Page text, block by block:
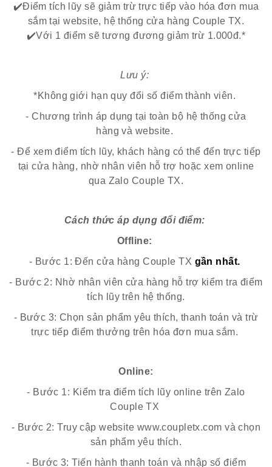
✔️Điểm tích lũy sẽ giảm trừ trực tiếp vào hóa đơn mua
sắm tại website, hệ thống cửa hàng Couple TX.
✔️Với 1 điểm sẽ tương đương giảm trừ 1.000đ.*
Lưu ý:
*Không giới hạn quy đổi số điểm thành viên.
- Chương trình áp dụng tại toàn bộ hệ thống cửa
hàng và website.
- Để xem điểm tích lũy, khách hàng có thể đến trực tiếp
tại cửa hàng, nhờ nhân viên hỗ trợ hoặc xem online
qua Zalo Couple TX.
Cách thức áp dụng đổi điểm:
Offline:
- Bước 1: Đến cửa hàng Couple TX gần nhất.
- Bước 2: Nhờ nhân viên cửa hàng hỗ trợ kiểm tra điểm
tích lũy trên hệ thống.
- Bước 3: Chọn sản phẩm yêu thích, thanh toán và trừ
trực tiếp điểm thưởng trên hóa đơn mua sắm.
Online:
- Bước 1: Kiểm tra điểm tích lũy online trên Zalo
Couple TX
- Bước 2: Truy cập website www.coupletx.com và chọn
sản phẩm yêu thích.
- Bước 3: Tiến hành thanh toán và nhập số điểm